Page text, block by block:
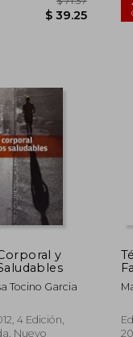
dcto. $
y
Tocino Garcia
4 Edición,
Nuevo